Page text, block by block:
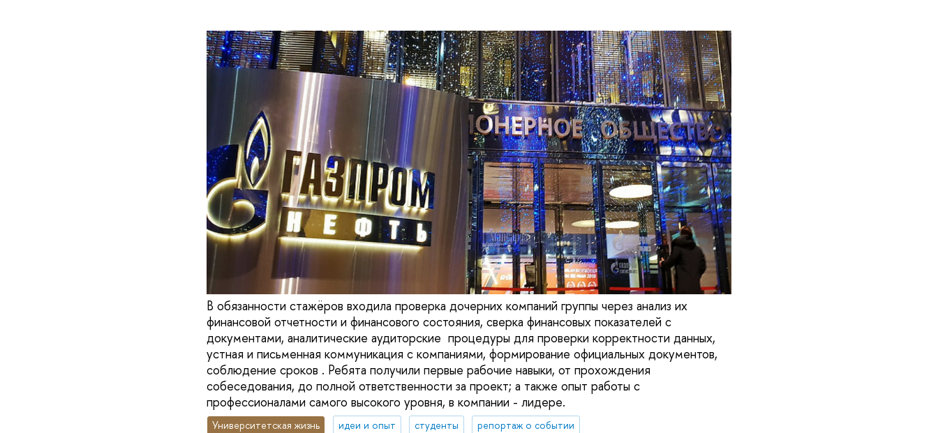
В обязанности стажёров входила проверка дочерних компаний группы через анализ их
финансовой отчетности и финансового состояния, сверка финансовых показателей с
документами, аналитические аудиторские процедуры для проверки корректности данных,
устная и письменная коммуникация с компаниями, формирование официальных документов,
соблюдение сроков . Ребята получили первые рабочие навыки, от прохождения
собеседования, до полной ответственности за проект; а также опыт работы с
профессионалами самого высокого уровня, в компании - лидере.
Университетская жизнь идеи и опыт студенты
репортаж о событии